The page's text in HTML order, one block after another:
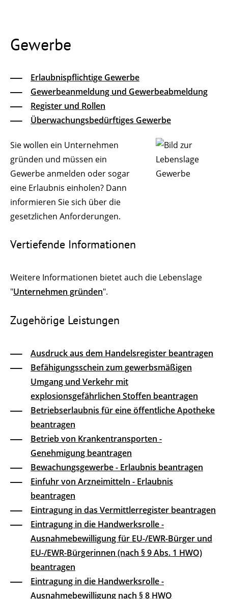
Gewerbe
Erlaubnispflichtige Gewerbe
Gewerbeanmeldung und Gewerbeabmeldung
Register und Rollen
Überwachungsbedürftiges Gewerbe
Sie wollen ein Unternehmen
gründen und müssen ein
Gewerbe anmelden oder sogar
eine Erlaubnis einholen? Dann
informieren Sie sich über die
gesetzlichen Anforderungen.
Vertiefende Informationen
Weitere Informationen bietet auch die Lebenslage
"Unternehmen gründen".
Zugehörige Leistungen
Ausdruck aus dem Handelsregister beantragen
Befähigungsschein zum gewerbsmäßigen
Umgang und Verkehr mit
explosionsgefährlichen Stoffen beantragen
Betriebserlaubnis für eine öffentliche Apotheke
beantragen
Betrieb von Krankentransporten -
Genehmigung beantragen
Bewachungsgewerbe - Erlaubnis beantragen
Einfuhr von Arzneimitteln - Erlaubnis
beantragen
Eintragung in das Vermittlerregister beantragen
Eintragung in die Handwerksrolle -
Ausnahmebewilligung für EU-/EWR-Bürger und
EU-/EWR-Bürgerinnen (nach § 9 Abs. 1 HWO)
beantragen
Eintragung in die Handwerksrolle -
Ausnahmebewilligung nach § 8 HWO